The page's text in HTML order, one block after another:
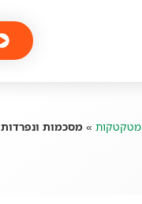
מטקטקות » מסכמות ונפרדות